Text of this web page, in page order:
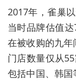
2017年，雀巢
当时品牌估值
在被收购的九年
门店数量仅从
包括中国、韩